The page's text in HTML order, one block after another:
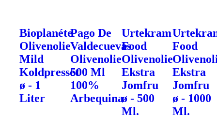
Bioplanéte
Olivenolie
Mild
Koldpresset
ø - 1
Liter
Pago De
Valdecuevas
Olivenolie
500 Ml
100%
Arbequina
Urtekram
Food
Olivenolie
Ekstra
Jomfru
ø - 500
Ml.
Food
Ekstra
Jomfru
ø - 1000
Ml.